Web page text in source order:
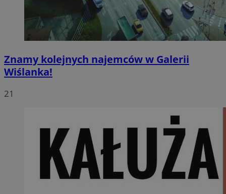
Znamy kolejnych najemców w Galerii
Wiślanka!
21